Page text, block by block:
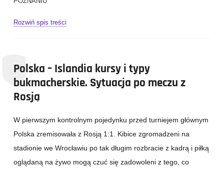
Rozwiń spis treści
Polska – Islandia kursy i typy
bukmacherskie. Sytuacja po meczu z
Rosją
W pierwszym kontrolnym pojedynku przed turniejem głównym
Polska zremisowała z Rosją 1:1. Kibice zgromadzeni na
stadionie we Wrocławiu po tak długim rozbracie z kadrą i piłką
oglądaną na żywo mogą czuć się zadowoleni z tego, co